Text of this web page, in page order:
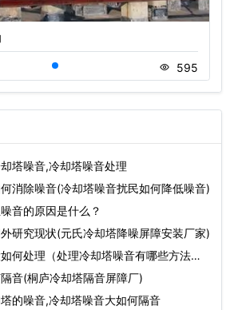
595
塔噪音,冷却塔噪音处理
消除噪音(冷却塔噪音扰民如何降低噪音)
音的原因是什么？
研究现状(元氏冷却塔降噪屏障安装厂家)
何处理（处理冷却塔噪音有哪些方法）,
音(桐庐冷却塔隔音屏障厂)
的噪音,冷却塔噪音大如何隔音